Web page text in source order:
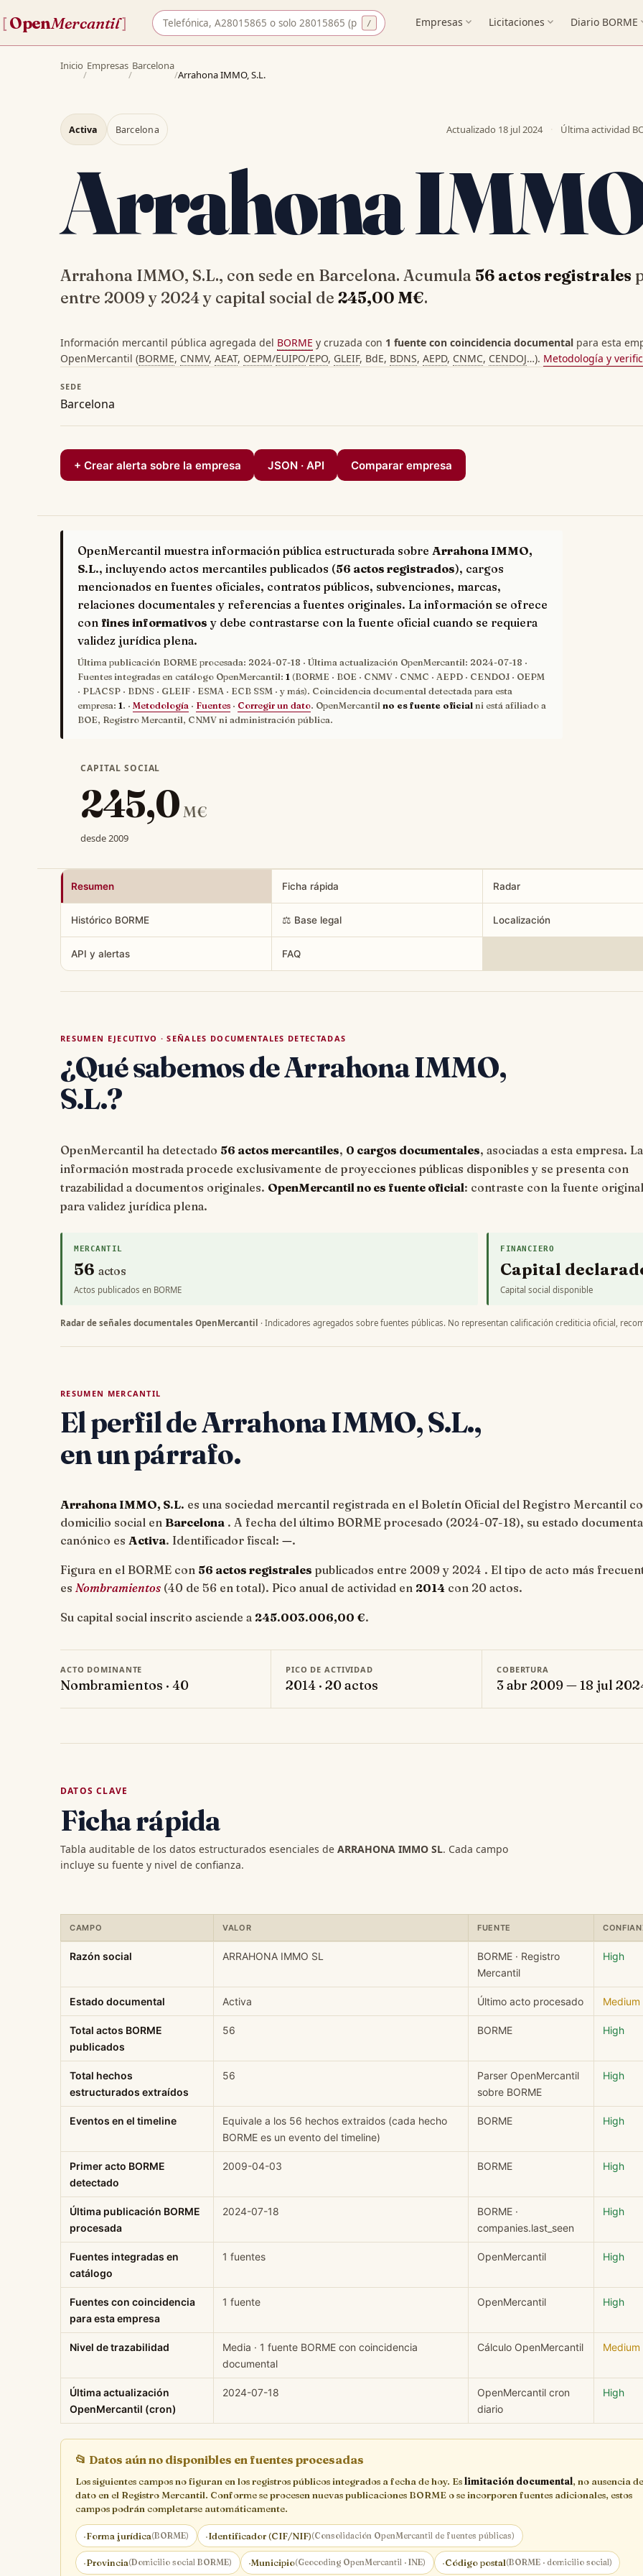
[ OpenMercantil] Buscar empresa por nombre o CIF Empresas expand_more Licitaciones expand_more Diario BORME
Inicio
/
Empresas
/
Barcelona
/Arrahona IMMO, S.L.
Activa Barcelona Actualizado 18 jul 2024 · Última actividad
Arrahona
Arrahona IMMO, S.L., con sede en Barcelona. Acumula 56 actos registrales
entre 2009 y 2024 y capital social de 245,00 M€.
Información mercantil pública agregada del BORME y cruzada con 1 fuente con coincidencia documental para esta
OpenMercantil (BORME, CNMV, AEAT, OEPM/EUIPO/EPO, GLEIF, BdE, BDNS, AEPD, CNMC, CENDOJ…). Metodología y
SEDE
Barcelona
+ Crear alerta sobre la empresa JSON · API Comparar empresa
OpenMercantil muestra información pública estructurada sobre Arrahona IMMO,
S.L., incluyendo actos mercantiles publicados (56 actos registrados), cargos
mencionados en fuentes oficiales, contratos públicos, subvenciones, marcas,
relaciones documentales y referencias a fuentes originales. La información se ofrece
con fines informativos y debe contrastarse con la fuente oficial cuando se requiera
validez jurídica plena.
Última publicación BORME procesada: 2024-07-18 · Última actualización OpenMercantil: 2024-07-18 ·
Fuentes integradas en catálogo OpenMercantil: 1 (BORME · BOE · CNMV · CNMC · AEPD · CENDOJ · OEPM
· PLACSP · BDNS · GLEIF · ESMA · ECB SSM · y más). Coincidencia documental detectada para esta
empresa: 1. · Metodología · Fuentes · Corregir un dato. OpenMercantil no es fuente oficial ni está afiliado a
BOE, Registro Mercantil, CNMV ni administración pública.
CAPITAL SOCIAL
245,0M€
desde 2009
Resumen Ficha rápida Radar
Histórico BORME ⚖️ Base legal Localización
API y alertas FAQ
RESUMEN EJECUTIVO · SEÑALES DOCUMENTALES DETECTADAS
¿Qué sabemos de Arrahona IMMO,
S.L.?
OpenMercantil ha detectado 56 actos mercantiles, 0 cargos documentales, asociadas a esta empresa. La
información mostrada procede exclusivamente de proyecciones públicas disponibles y se presenta con
trazabilidad a documentos originales. OpenMercantil no es fuente oficial: contraste con la fuente original
para validez jurídica plena.
MERCANTIL
56 actos
Actos publicados en BORME
FINANCIERO
Capital
Capital social disponible
Radar de señales documentales OpenMercantil · Indicadores agregados sobre fuentes públicas. No representan calificación crediticia oficial,
RESUMEN MERCANTIL
El perfil de Arrahona IMMO, S.L.,
en un párrafo.
Arrahona IMMO, S.L. es una sociedad mercantil registrada en el Boletín Oficial del Registro Mercantil
domicilio social en Barcelona . A fecha del último BORME procesado (2024-07-18), su estado
canónico es Activa. Identificador fiscal: —.
Figura en el BORME con 56 actos registrales publicados entre 2009 y 2024 . El tipo de acto más
es Nombramientos (40 de 56 en total). Pico anual de actividad en 2014 con 20 actos.
Su capital social inscrito asciende a 245.003.006,00 €.
ACTO DOMINANTE
Nombramientos · 40
PICO DE ACTIVIDAD
2014 · 20 actos
COBERTURA
3 abr 2009 — 18 jul
DATOS CLAVE
Ficha rápida
Tabla auditable de los datos estructurados esenciales de ARRAHONA IMMO SL. Cada campo
incluye su fuente y nivel de confianza.
CAMPO VALOR FUENTE
Razón social ARRAHONA IMMO SL
BORME · Registro
Mercantil
High
Estado documental Activa Último acto procesado Medium
Total actos BORME
publicados
56 BORME High
Total hechos
estructurados extraídos
56
Parser OpenMercantil
sobre BORME
High
Eventos en el timeline
Equivale a los 56 hechos extraidos (cada hecho
BORME es un evento del timeline)
BORME High
Primer acto BORME
detectado
2009-04-03 BORME High
Última publicación BORME
procesada
2024-07-18
BORME ·
companies.last_seen
High
Fuentes integradas en
catálogo
1 fuentes OpenMercantil High
Fuentes con coincidencia
para esta empresa
1 fuente OpenMercantil High
Nivel de trazabilidad
Media · 1 fuente BORME con coincidencia
documental
Cálculo OpenMercantil Medium
Última actualización
OpenMercantil (cron)
2024-07-18
OpenMercantil cron
diario
High
📂 Datos aún no disponibles en fuentes procesadas
Los siguientes campos no figuran en los registros públicos integrados a fecha de hoy. Eslimitación documental, no ausencia
dato en el Registro Mercantil. Conforme se procesen nuevas publicaciones BORME o se incorporen fuentes adicionales, estos
campos podrán completarse automáticamente.
·Forma jurídica(BORME) ·Identificador (CIF/NIF)(Consolidación OpenMercantil de fuentes públicas)
·Provincia(Domicilio social BORME) ·Municipio(Geocoding OpenMercantil · INE) ·Código postal(BORME · domicilio social)